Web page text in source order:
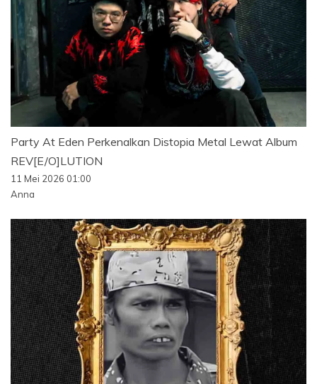
Party At Eden Perkenalkan Distopia Metal Lewat Album
REV[E/O]LUTION
11 Mei 2026 01:00
Anna